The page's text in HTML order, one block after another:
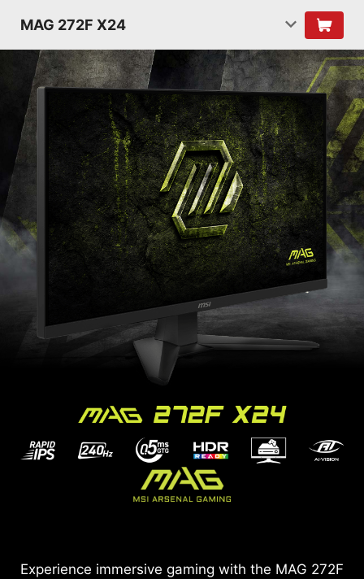
MAG 272F X24
Experience immersive gaming with the MAG 272F